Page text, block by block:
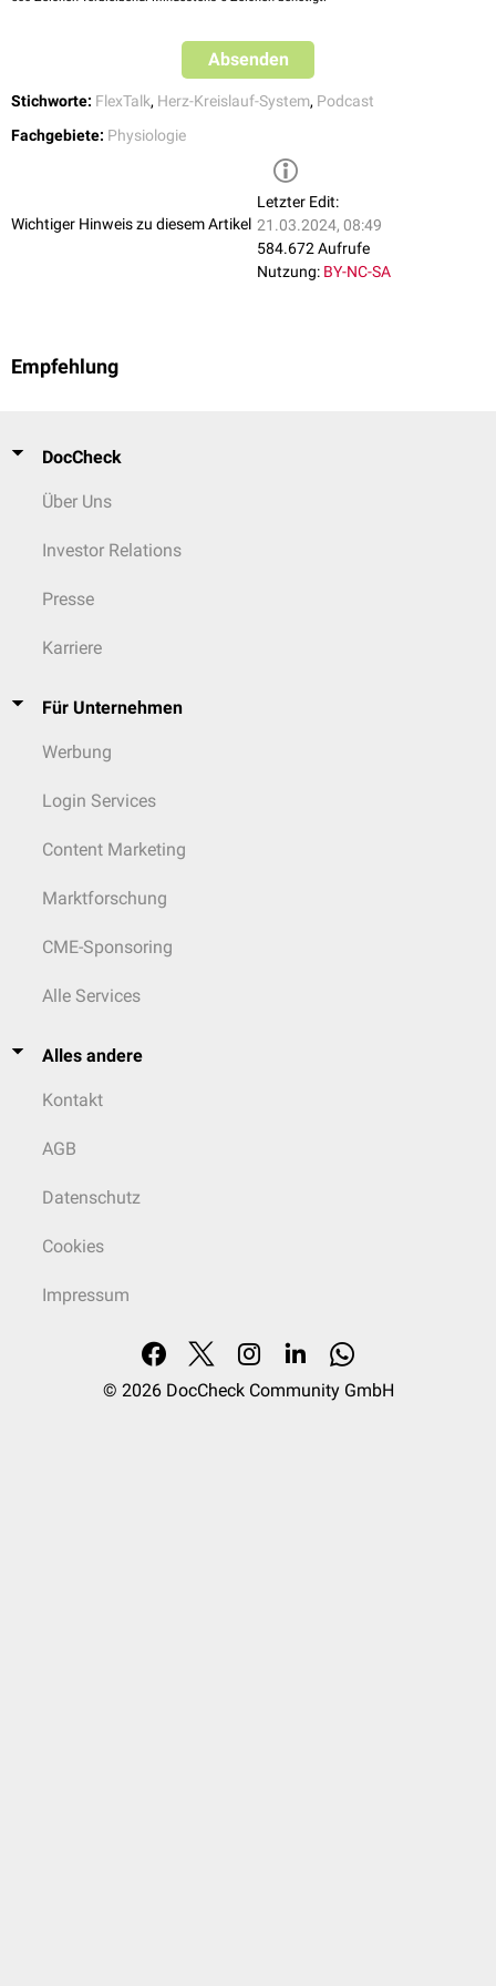
Darüber hinaus kann man den Blutkreislauf nach dem Kaliber der
Blutgefäße, die das Blut durchströmt, unterteilen in:
Mikrozirkulation
Makrozirkulation
Absenden
Stichworte: FlexTalk, Herz-Kreislauf-System, Podcast
Fachgebiete: Physiologie
Wichtiger Hinweis zu diesem Artikel
Letzter Edit:
21.03.2024, 08:49
584.672 Aufrufe
Nutzung: BY-NC-SA
Empfehlung
DocCheck
Über Uns
Investor Relations
Presse
Karriere
Für Unternehmen
Werbung
Login Services
Content Marketing
Marktforschung
CME-Sponsoring
Alle Services
Alles andere
Kontakt
AGB
Datenschutz
Cookies
Impressum
© 2026 DocCheck Community GmbH